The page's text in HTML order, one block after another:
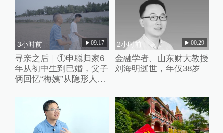
3小时前 09:17
寻亲之后｜①申聪归家6
年从初中生到已婚，父子
俩回忆“梅姨”从隐形人
2小时前 00:29
金融学者、山东财大教授
刘海明逝世，年仅38岁